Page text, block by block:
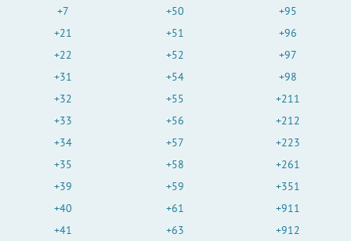
+7
+21
+22
+31
+32
+33
+34
+35
+39
+40
+41
+50
+51
+52
+54
+55
+56
+57
+58
+59
+61
+63
+95
+96
+97
+98
+211
+212
+223
+261
+351
+911
+912